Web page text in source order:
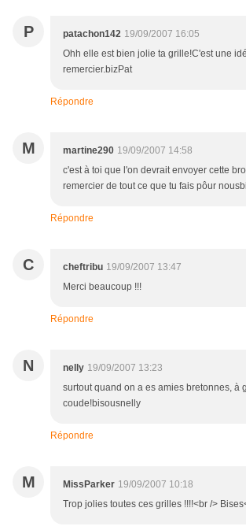
P patachon142 19/09/2007 16:05
Ohh elle est bien jolie ta grille!C'est une
remercier.bizPat
Répondre
M martine290 19/09/2007 14:58
c'est à toi que l'on devrait envoyer cette
remercier de tout ce que tu fais pôur
Répondre
C cheftribu 19/09/2007 13:47
Merci beaucoup !!!
Répondre
N nelly 19/09/2007 13:23
surtout quand on a es amies bretonnes, à
coude!bisousnelly
Répondre
M MissParker 19/09/2007 10:18
Trop jolies toutes ces grilles !!!!<br />